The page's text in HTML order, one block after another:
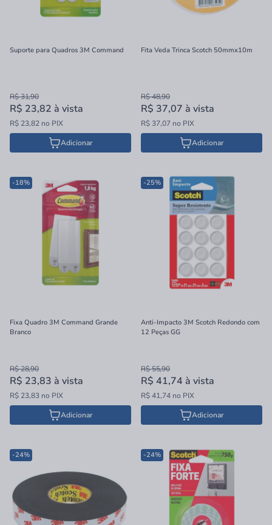
Suporte para Quadros 3M Command
R$ 31,90
R$ 23,82 à vista
R$ 23,82 no PIX
Adicionar
Fita Veda Trinca Scotch 50mmx10m
R$ 48,90
R$ 37,07 à vista
R$ 37,07 no PIX
Adicionar
-18%
Fixa Quadro 3M Command Grande
Branco
R$ 28,90
R$ 23,83 à vista
R$ 23,83 no PIX
Adicionar
-25%
Anti-Impacto 3M Scotch Redondo com
12 Peças GG
R$ 55,90
R$ 41,74 à vista
R$ 41,74 no PIX
Adicionar
-24% -24%